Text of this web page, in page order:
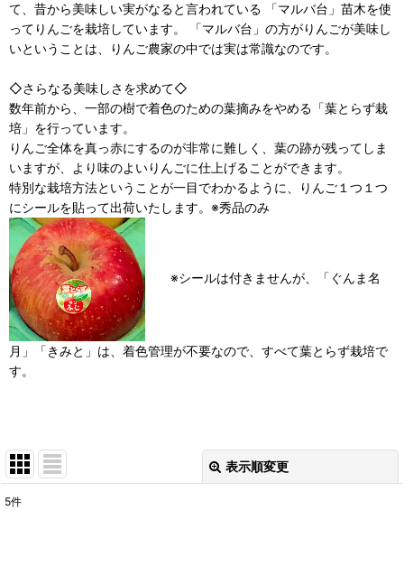
て、昔から美味しい実がなると言われている 「マルバ台」苗木を使
ってりんごを栽培しています。 「マルバ台」の方がりんごが美味し
いということは、りんご農家の中では実は常識なのです。
◇さらなる美味しさを求めて◇
数年前から、一部の樹で着色のための葉摘みをやめる「葉とらず栽
培」を行っています。
りんご全体を真っ赤にするのが非常に難しく、葉の跡が残ってしま
いますが、より味のよいりんごに仕上げることができます。
特別な栽培方法ということが一目でわかるように、りんご１つ１つ
にシールを貼って出荷いたします。※秀品のみ
※シールは付きませんが、「ぐんま名
月」「きみと」は、着色管理が不要なので、すべて葉とらず栽培で
す。
表示順変更
5件